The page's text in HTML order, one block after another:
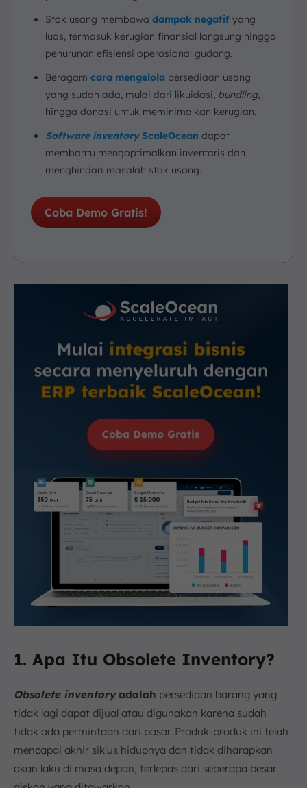
Stok usang membawa dampak negatif yang
luas, termasuk kerugian finansial langsung hingga
penurunan efisiensi operasional gudang.
Beragam cara mengelola persediaan usang
yang sudah ada, mulai dari likuidasi, bundling,
hingga donasi untuk meminimalkan kerugian.
Software inventoryScaleOcean dapat
membantu mengoptimalkan inventaris dan
menghindari masalah stok usang.
Coba Demo Gratis!
1. Apa Itu Obsolete Inventory?
Obsolete inventoryadalah persediaan barang yang
tidak lagi dapat dijual atau digunakan karena sudah
tidak ada permintaan dari pasar. Produk-produk ini telah
mencapai akhir siklus hidupnya dan tidak diharapkan
akan laku di masa depan, terlepas dari seberapa besar